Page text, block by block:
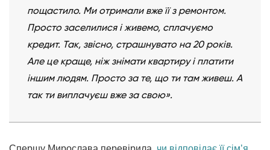
пощастило. Ми отримали вже її з ремонтом.
Просто заселилися і живемо, сплачуємо
кредит. Так, звісно, страшнувато на 20 років.
Але це краще, ніж знімати квартиру і платити
іншим людям. Просто за те, що ти там живеш. А
так ти виплачуєш вже за свою».